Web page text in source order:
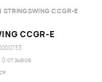
CCGR-E
CCGR-E
0 отзывов